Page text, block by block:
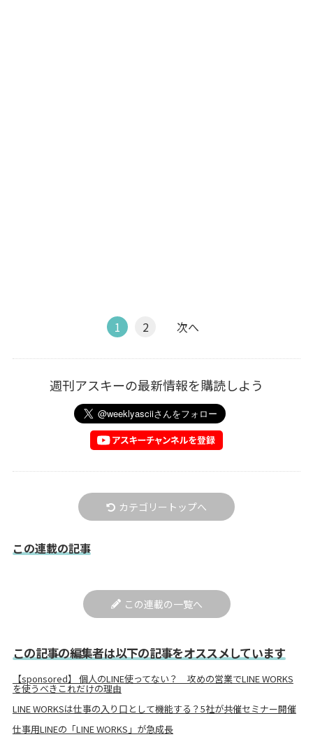
1 2 次へ
週刊アスキーの最新情報を購読しよう
カテゴリートップへ
この連載の記事
この連載の一覧へ
この記事の編集者は以下の記事をオススメしています
【sponsored】 個人のLINE使ってない？ 攻めの営業でLINE WORKS
を使うべきこれだけの理由
LINE WORKSは仕事の入り口として機能する？5社が共催セミナー開催
仕事用LINEの「LINE WORKS」が急成長